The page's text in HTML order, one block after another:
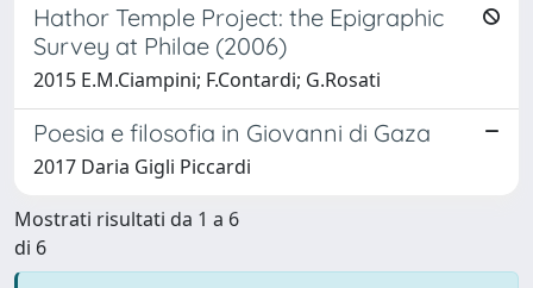
Hathor Temple Project: the Epigraphic
Survey at Philae (2006)
2015 E.M.Ciampini; F.Contardi; G.Rosati
Poesia e filosofia in Giovanni di Gaza
2017 Daria Gigli Piccardi
Mostrati risultati da 1 a 6
di 6